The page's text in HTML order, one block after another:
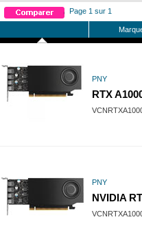
Page 1 sur 1
PNY
RTX
PNY
NVIDIA